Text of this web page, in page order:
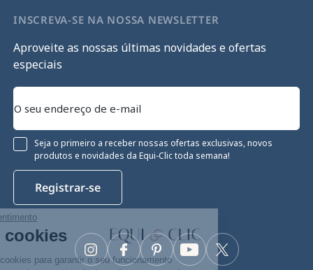
Continue sem consentimento
Gestão de cookies
O nosso site utiliza cookies para garantir o seu funcionamento
INSCREVA-SE NA NOSSA NEWSLETTER
Aproveite as nossas últimas novidades e ofertas
especiais
Seja o primeiro a receber nossas ofertas exclusivas, novos
produtos e novidades da Equi-Clic toda semana!
Registrar-se
Facebook Twitter
YouTube
Pinterest
Instagram